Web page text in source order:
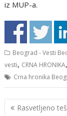
iz MUP-a.
Beograd - Vesti
vesti, CRNA HRONIKA,
Crna hronika
Кретање
Rasvetljeno